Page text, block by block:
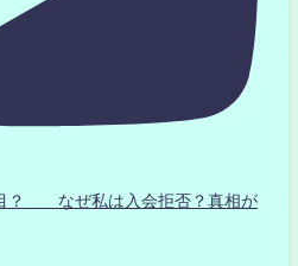
？ なぜ私は入会拒否？真相が